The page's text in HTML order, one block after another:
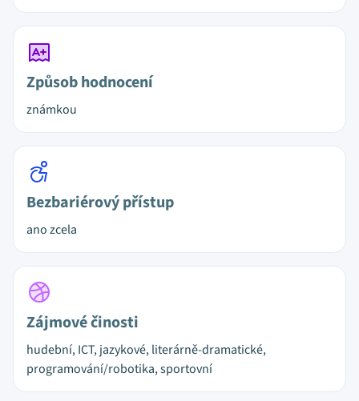
Způsob hodnocení
známkou
Bezbariérový přístup
ano zcela
Zájmové činosti
hudební, ICT, jazykové, literárně-dramatické,
programování/robotika, sportovní